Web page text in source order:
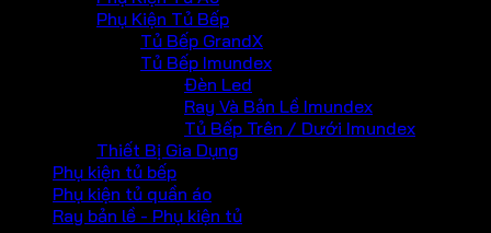
Phụ Kiện Tủ Bếp
Tủ Bếp GrandX
Tủ Bếp Imundex
Đèn Led
Ray Và Bản Lề Imundex
Tủ Bếp Trên / Dưới Imundex
Thiết Bị Gia Dụng
Phụ kiện tủ bếp
Phụ kiện tủ quần áo
Ray bản lề - Phụ kiện tủ